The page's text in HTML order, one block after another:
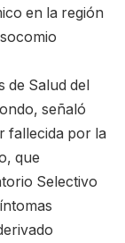
en la región
de Salud del
señaló
fallecida por la
que
Selectivo